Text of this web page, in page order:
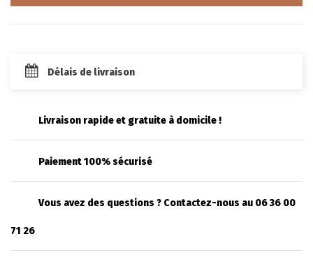
Délais de livraison
Livraison rapide et gratuite à domicile !
Paiement 100% sécurisé
Vous avez des questions ? Contactez-nous au 06 36 00
71 26